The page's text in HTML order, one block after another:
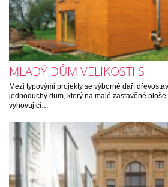
MLADÝ DŮM VELIKOSTI S
Mezi typovými projekty se výborně daří
jednoduchý dům, který na malé zastavěné
vyhovující…